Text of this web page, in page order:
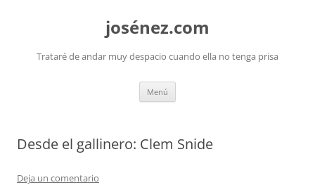
josénez.com
Trataré de andar muy despacio cuando ella no tenga prisa
Menú
Desde el gallinero: Clem Snide
Deja un comentario